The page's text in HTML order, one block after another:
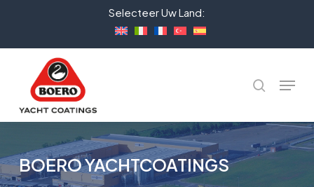
Selecteer Uw Land:
Zoeken
Menu
BOERO YACHTCOATINGS